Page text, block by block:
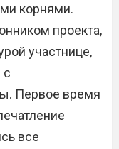
корнями.
проекта,
участнице,
с
Первое время
все